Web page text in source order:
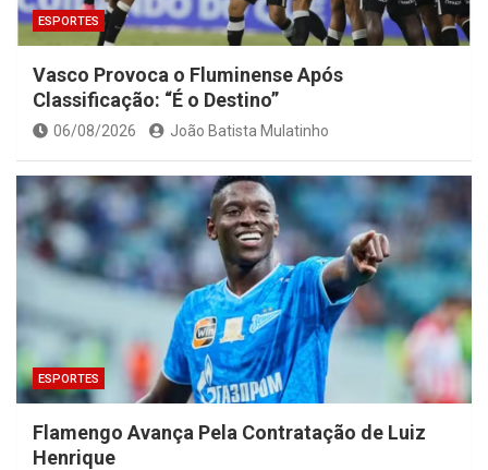
ESPORTES
Vasco Provoca o Fluminense Após
Classificação: “É o Destino”
06/08/2026 João Batista Mulatinho
ESPORTES
Flamengo Avança Pela Contratação de Luiz
Henrique